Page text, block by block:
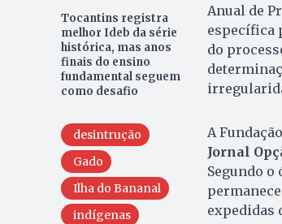
Tocantins registra
melhor Ideb da série
histórica, mas anos
finais do ensino
fundamental seguem
como desafio
desintrução
Gado
Ilha do Bananal
indígenas
Anual de
específica
do
A
Jornal
Segundo
expedidas